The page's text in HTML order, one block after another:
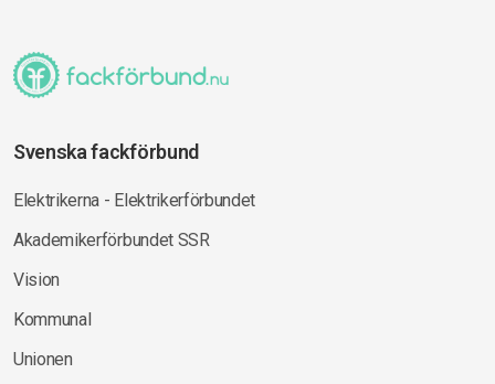
Svenska fackförbund
Elektrikerna - Elektrikerförbundet
Akademikerförbundet SSR
Vision
Kommunal
Unionen